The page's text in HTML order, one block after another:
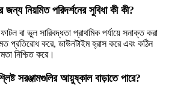
নিয়মিত পরিদর্শনের সুবিধা কী কী?
বা ভুল সারিবদ্ধতা প্রাথমিক পর্যায়ে সনাক্ত করা
প্রতিরোধ করে, ডাউনটাইম হ্রাস করে এবং কঠিন
নিশ্চিত করে।
সরঞ্জামগুলির আয়ুষ্কাল বাড়াতে পারে?